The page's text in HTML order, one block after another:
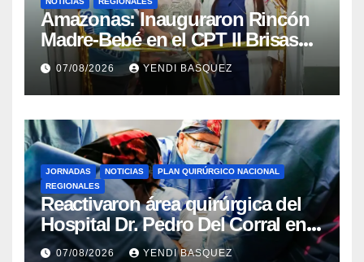
​Amazonas: Inauguraron Rincón
Madre-Bebé en el CPT II Brisas
del Aeropuerto ​Inauguraron
Rincón
07/08/2026 YENDI BASQUEZ
JORNADAS NOTICIAS
PLAN QUIRÚRGICO NACIONAL
REGIONALES
Reactivaron área quirúrgica del
Hospital Dr. Pedro Del Corral en
Guárico
07/08/2026 YENDI BASQUEZ